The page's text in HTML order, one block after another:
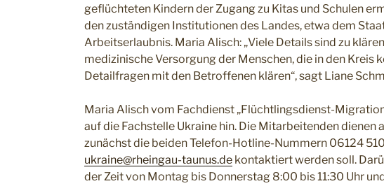
geflüchteten Kindern der Zugang zu Kitas und Schulen
den zuständigen Institutionen des Landes, etwa dem
Arbeitserlaubnis. Maria Alisch: „Viele Details sind zu
medizinische Versorgung der Menschen, die in den Kreis
Detailfragen mit den Betroffenen klären“, sagt Liane
Maria Alisch vom Fachdienst „Flüchtlingsdienst-
auf die Fachstelle Ukraine hin. Die Mitarbeitenden
zunächst die beiden Telefon-Hotline-Nummern 06124
ukraine@rheingau-taunus.de kontaktiert werden soll.
der Zeit von Montag bis Donnerstag 8:00 bis 11:30 Uhr